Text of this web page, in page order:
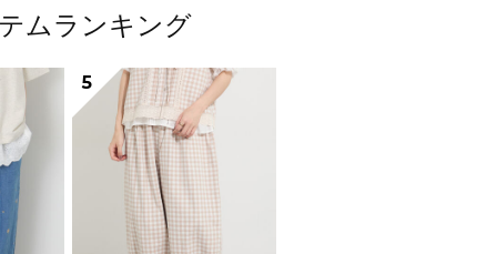
ムランキング
5